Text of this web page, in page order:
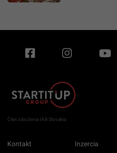
Člen združenia IAB Slovakia
Kontakt Inzercia